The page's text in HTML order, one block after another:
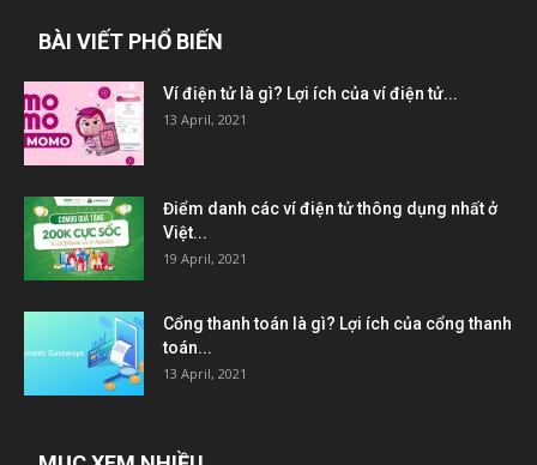
BÀI VIẾT PHỔ BIẾN
Ví điện tử là gì? Lợi ích của ví điện tử...
13 April, 2021
Điểm danh các ví điện tử thông dụng nhất ở
Việt...
19 April, 2021
Cổng thanh toán là gì? Lợi ích của cổng thanh
toán...
13 April, 2021